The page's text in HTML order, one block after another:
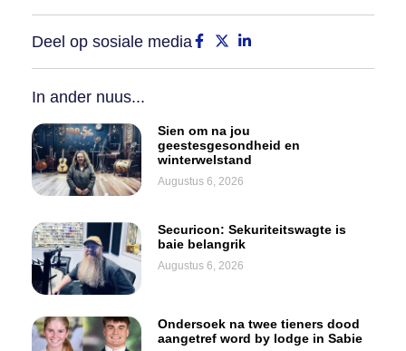
Deel op sosiale media
In ander nuus...
Sien om na jou
geestesgesondheid en
winterwelstand
Augustus 6, 2026
Securicon: Sekuriteitswagte is
baie belangrik
Augustus 6, 2026
Ondersoek na twee tieners dood
aangetref word by lodge in Sabie